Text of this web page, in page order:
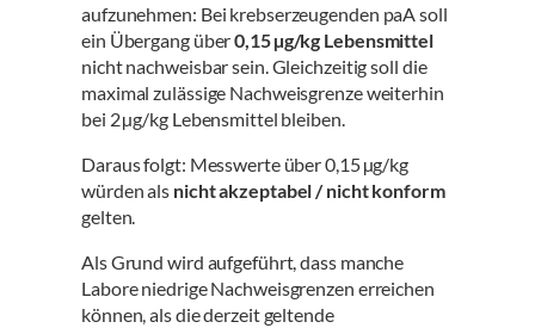
aufzunehmen: Bei krebserzeugenden paA soll
ein Übergang über0,15 µg/kg Lebensmittel
nicht nachweisbar sein. Gleichzeitig soll die
maximal zulässige Nachweisgrenze weiterhin
bei 2 µg/kg Lebensmittel bleiben.
Daraus folgt: Messwerte über 0,15 µg/kg
würden als nicht akzeptabel / nicht konform
gelten.
Als Grund wird aufgeführt, dass manche
Labore niedrige Nachweisgrenzen erreichen
können, als die derzeit geltende